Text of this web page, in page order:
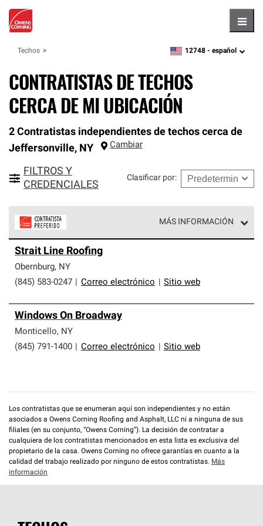
Techos zipcode,language
12748 - español
CONTRATISTAS DE TECHOS
CERCA DE MI UBICACIÓN
2 Contratistas independientes de techos cerca de
Jeffersonville, NY Cambiar
FILTROS Y
CREDENCIALES
Clasificar por:
MÁS INFORMACIÓN
parte de una red exclusiva de profesionales de techos
que cumplen con altos estándares y requisitos estrictos
de profesionalismo y confiabilidad.
Strait Line Roofing
Obernburg, NY
(845) 583-0247
Correo electrónico Sitio web
Windows On Broadway
Monticello, NY
(845) 791-1400
Correo electrónico Sitio web
Los contratistas que se enumeran aquí son independientes y no están
asociados a Owens Corning Roofing and Asphalt, LLC ni a ninguna de sus
filiales (en su conjunto, “Owens Corning”). La decisión de contratar a
cualquiera de los contratistas mencionados en esta lista es exclusiva del
propietario de la casa. Owens Corning no ofrece garantías en cuanto a la
calidad del trabajo realizado por ninguno de estos contratistas. Más
información